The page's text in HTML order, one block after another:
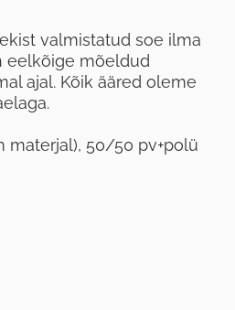
valmistatud soe ilma
eelkõige mõeldud
ajal. Kõik ääred oleme
materjal), 50/50 pv+polü